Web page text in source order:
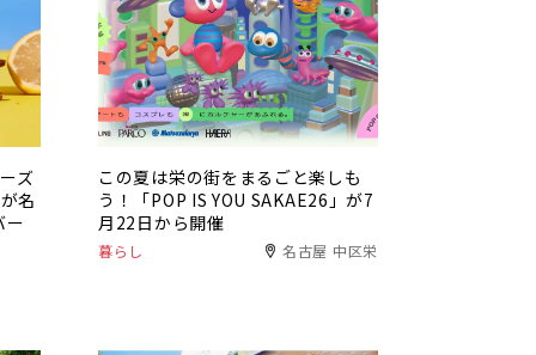
ズ
名
ー
この夏は栄の街をまるごと楽しも
う！「POP IS YOU SAKAE26」が7
月22日から開催
暮らし 名古屋 中区栄